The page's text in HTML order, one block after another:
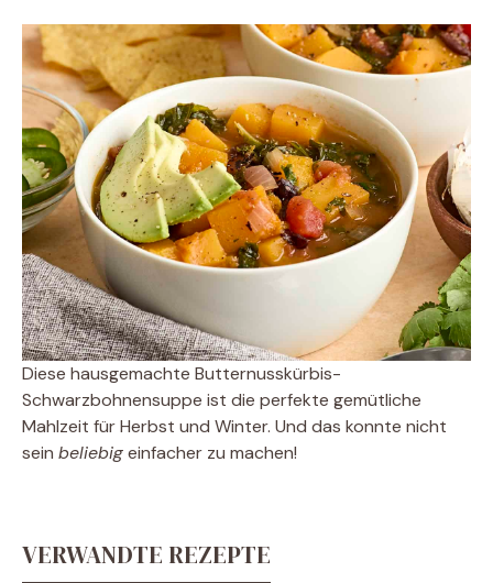
Diese hausgemachte Butternusskürbis-
Schwarzbohnensuppe ist die perfekte gemütliche
Mahlzeit für Herbst und Winter. Und das konnte nicht
sein beliebigeinfacher zu machen!
VERWANDTE REZEPTE